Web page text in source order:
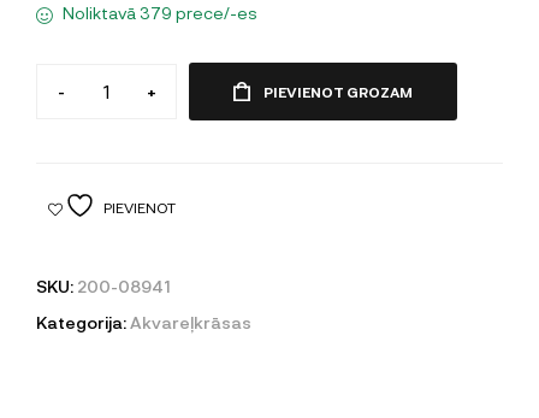
Noliktavā 379 prece/-es
- + PIEVIENOT GROZAM
PIEVIENOT
SKU: 200-08941
Kategorija:Akvareļkrāsas